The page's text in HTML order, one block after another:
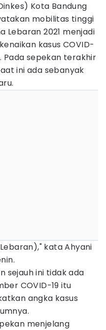
Kota Bandung
mobilitas tinggi
Lebaran 2021 menjadi
kasus COVID-
Pada sepekan terakhir
ini ada sebanyak
kata Ahyani
sejauh ini tidak ada
COVID-19 itu
angka kasus
menjelang